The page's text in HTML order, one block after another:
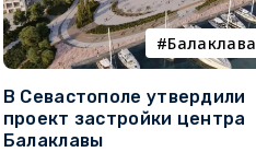
Балаклава
В Севастополе утвердили
проект застройки центра
Балаклавы